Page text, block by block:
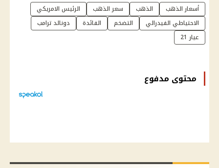
أسعار الذهب الذهب سعر الذهب
الرئيس الامريكي
الاحتياطي الفيدرالي
التضخم الفائدة
دونالد ترامب
عيار 21
محتوى مدفوع